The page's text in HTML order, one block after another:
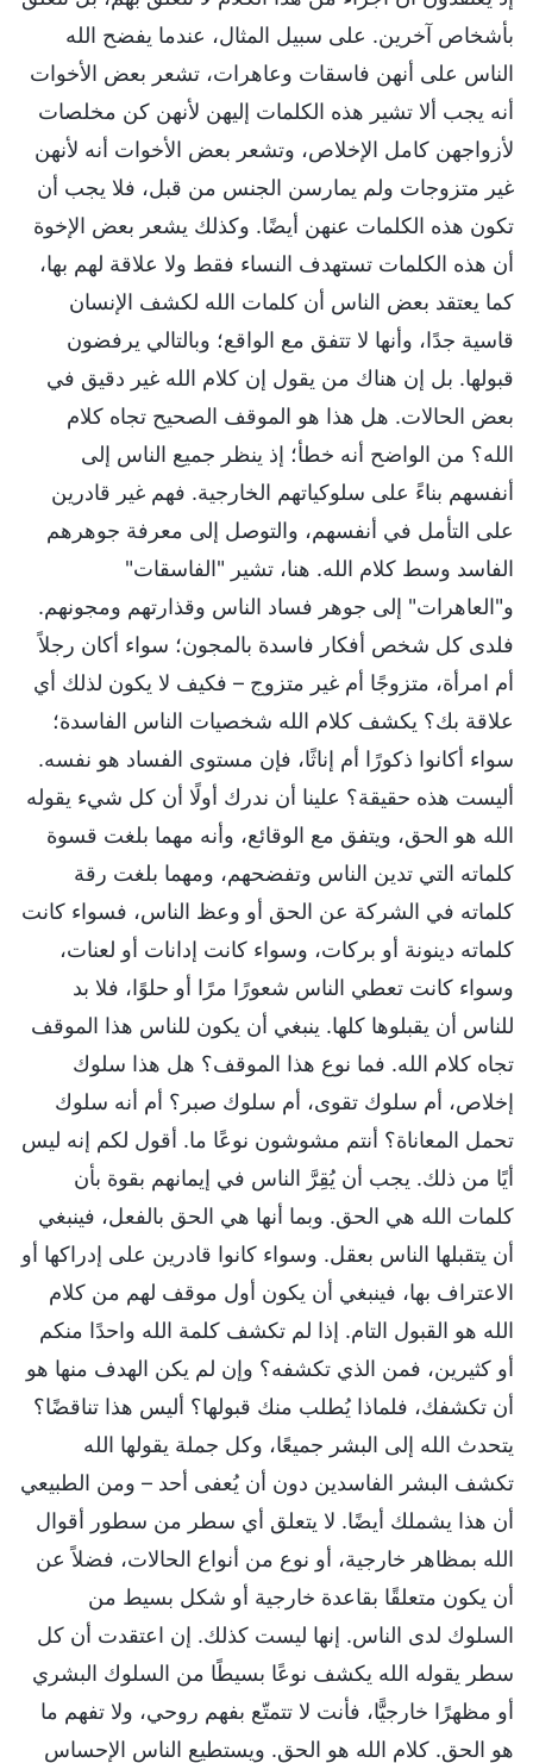
بأشخاص آخرين. على سبيل المثال، عندما يفضح الله
الناس على أنهن فاسقات وعاهرات، تشعر بعض الأخوات
أنه يجب ألا تشير هذه الكلمات إليهن لأنهن كن مخلصات
لأزواجهن كامل الإخلاص، وتشعر بعض الأخوات أنه لأنهن
غير متزوجات ولم يمارسن الجنس من قبل، فلا يجب أن
تكون هذه الكلمات عنهن أيضًا. وكذلك يشعر بعض الإخوة
أن هذه الكلمات تستهدف النساء فقط ولا علاقة لهم بها،
كما يعتقد بعض الناس أن كلمات الله لكشف الإنسان
قاسية جدًا، وأنها لا تتفق مع الواقع؛ وبالتالي يرفضون
قبولها. بل إن هناك من يقول إن كلام الله غير دقيق في
بعض الحالات. هل هذا هو الموقف الصحيح تجاه كلام
الله؟ من الواضح أنه خطأ؛ إذ ينظر جميع الناس إلى
أنفسهم بناءً على سلوكياتهم الخارجية. فهم غير قادرين
على التأمل في أنفسهم، والتوصل إلى معرفة جوهرهم
الفاسد وسط كلام الله. هنا، تشير "الفاسقات"
و"العاهرات" إلى جوهر فساد الناس وقذارتهم ومجونهم.
فلدى كل شخص أفكار فاسدة بالمجون؛ سواء أكان رجلاً
أم امرأة، متزوجًا أم غير متزوج – فكيف لا يكون لذلك أي
علاقة بك؟ يكشف كلام الله شخصيات الناس الفاسدة؛
سواء أكانوا ذكورًا أم إناثًا، فإن مستوى الفساد هو نفسه.
أليست هذه حقيقة؟ علينا أن ندرك أولًا أن كل شيء يقوله
الله هو الحق، ويتفق مع الوقائع، وأنه مهما بلغت قسوة
كلماته التي تدين الناس وتفضحهم، ومهما بلغت رقة
كلماته في الشركة عن الحق أو وعظ الناس، فسواء كانت
كلماته دينونة أو بركات، وسواء كانت إدانات أو لعنات،
وسواء كانت تعطي الناس شعورًا مرًا أو حلوًا، فلا بد
للناس أن يقبلوها كلها. ينبغي أن يكون للناس هذا الموقف
تجاه كلام الله. فما نوع هذا الموقف؟ هل هذا سلوك
إخلاص، أم سلوك تقوى، أم سلوك صبر؟ أم أنه سلوك
تحمل المعاناة؟ أنتم مشوشون نوعًا ما. أقول لكم إنه ليس
أيًا من ذلك. يجب أن يُقِرَّ الناس في إيمانهم بقوة بأن
كلمات الله هي الحق. وبما أنها هي الحق بالفعل، فينبغي
أن يتقبلها الناس بعقل. وسواء كانوا قادرين على إدراكها أو
الاعتراف بها، فينبغي أن يكون أول موقف لهم من كلام
الله هو القبول التام. إذا لم تكشف كلمة الله واحدًا منكم
أو كثيرين، فمن الذي تكشفه؟ وإن لم يكن الهدف منها هو
أن تكشفك، فلماذا يُطلب منك قبولها؟ أليس هذا تناقضًا؟
يتحدث الله إلى البشر جميعًا، وكل جملة يقولها الله
تكشف البشر الفاسدين دون أن يُعفى أحد – ومن الطبيعي
أن هذا يشملك أيضًا. لا يتعلق أي سطر من سطور أقوال
الله بمظاهر خارجية، أو نوع من أنواع الحالات، فضلاً عن
أن يكون متعلقًا بقاعدة خارجية أو شكل بسيط من
السلوك لدى الناس. إنها ليست كذلك. إن اعتقدت أن كل
سطر يقوله الله يكشف نوعًا بسيطًا من السلوك البشري
أو مظهرًا خارجيًّا، فأنت لا تتمتّع بفهم روحي، ولا تفهم ما
هو الحق. كلام الله هو الحق. ويستطيع الناس الإحساس